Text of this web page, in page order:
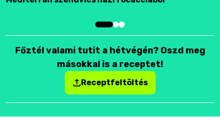
Főztél valami tutit a hétvégén? Oszd meg
másokkal is a receptet!
Receptfeltöltés